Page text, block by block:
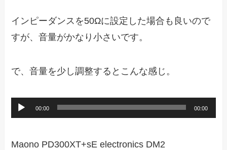
インピーダンスを50Ωに設定した場合も良いので
すが、音量がかなり小さいです。
で、音量を少し調整するとこんな感じ。
音
00:00 00:00
Maono PD300XT+sE electronics DM2